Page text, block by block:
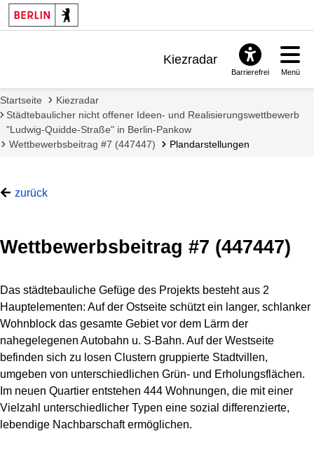
Kiezradar
Barrierefrei Menü
Startseite
Kiezradar
Städtebaulicher nicht offener Ideen- und Realisierungswettbewerb
"Ludwig-Quidde-Straße" in Berlin-Pankow
Wettbewerbsbeitrag #7 (447447)
Plandarstellungen
zurück
Wettbewerbsbeitrag #7 (447447)
Das städtebauliche Gefüge des Projekts besteht aus 2
Hauptelementen: Auf der Ostseite schützt ein langer, schlanker
Wohnblock das gesamte Gebiet vor dem Lärm der
nahegelegenen Autobahn u. S-Bahn. Auf der Westseite
befinden sich zu losen Clustern gruppierte Stadtvillen,
umgeben von unterschiedlichen Grün- und Erholungsflächen.
Im neuen Quartier entstehen 444 Wohnungen, die mit einer
Vielzahl unterschiedlicher Typen eine sozial differenzierte,
lebendige Nachbarschaft ermöglichen.